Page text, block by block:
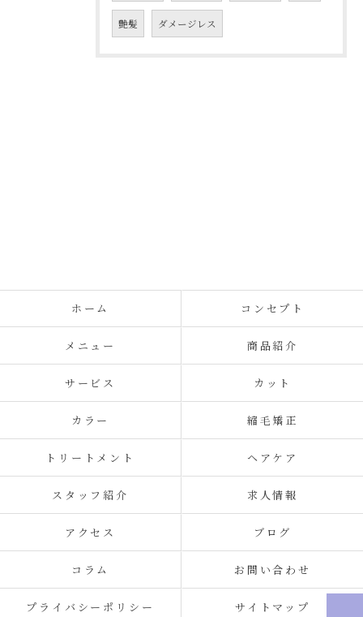
艶髪 ダメージレス
ホーム コンセプト
メニュー 商品紹介
サービス カット
カラー 縮毛矯正
トリートメント ヘアケア
スタッフ紹介 求人情報
アクセス ブログ
コラム お問い合わせ
プライバシーポリシー サイトマップ